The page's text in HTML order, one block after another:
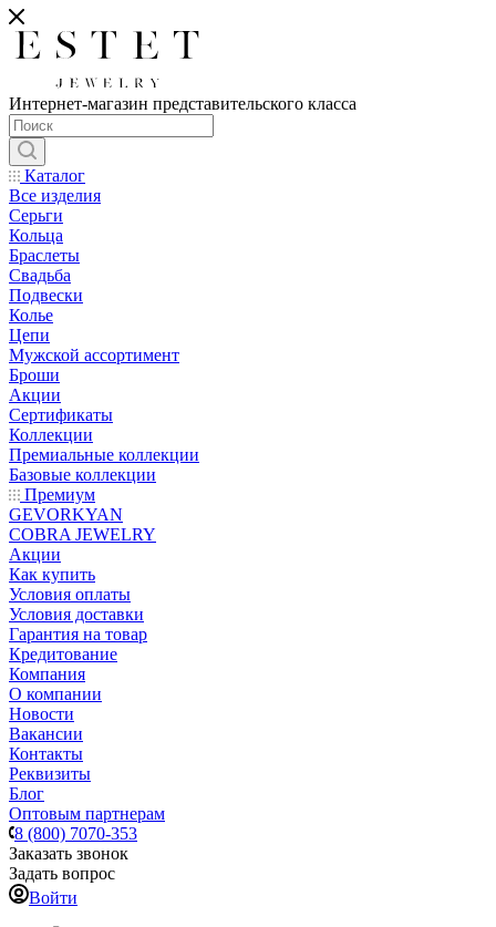
Интернет-магазин представительского класса
Каталог
Все изделия
Серьги
Кольца
Браслеты
Свадьба
Подвески
Колье
Цепи
Мужской ассортимент
Броши
Акции
Сертификаты
Коллекции
Премиальные коллекции
Базовые коллекции
Премиум
GEVORKYAN
COBRA JEWELRY
Акции
Как купить
Условия оплаты
Условия доставки
Гарантия на товар
Кредитование
Компания
О компании
Новости
Вакансии
Контакты
Реквизиты
Блог
Оптовым партнерам
8 (800) 7070-353
Заказать звонок
Задать вопрос
Войти